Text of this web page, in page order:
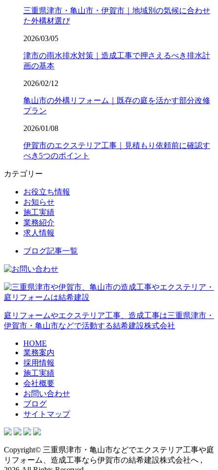
三重県津市・亀山市・伊賀市｜地域別の気候に合わせ
た外構材選び
2026/03/05
津市の雨水排水対策｜造成工事で押さえるべき排水計
画の基本
2026/02/12
亀山市の外構リフォーム｜既存の庭を活かす部分改修
プラン
2026/01/08
伊賀市のエクステリア工事｜見積もり依頼前に確認す
べき5つのポイント
カテゴリー
お役立ち情報
お知らせ
施工実績
業務紹介
求人情報
ブログ記事一覧
庭リフォームやエクステリア工事、造成工事は三重県津市・
伊賀市・亀山市などで活動する結希建設株式会社
HOME
業務案内
採用情報
施工実績
会社概要
お問い合わせ
ブログ
サイトマップ
Copyright© 三重県津市・亀山市などでエクステリア工事や庭
リフォーム、造成工事なら伊賀市の結希建設株式会社へ ,